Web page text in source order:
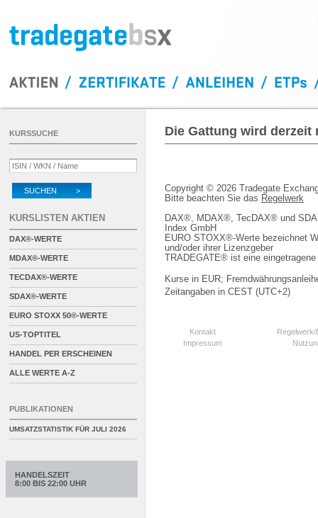
Die Gattung wird derzeit
Copyright © 2026 Tradegate
Bitte beachten Sie das Regelwerk
DAX®, MDAX®, TecDAX® und
Index GmbH
EURO STOXX®-Werte bezeichnet
und/oder ihrer Lizenzgeber
TRADEGATE® ist eine
Kurse in EUR;
Zeitangaben in CEST (UTC+2)
Kontakt
Impressum
KURSSUCHE
SUCHEN >
KURSLISTEN AKTIEN
DAX®-WERTE
MDAX®-WERTE
TECDAX®-WERTE
SDAX®-WERTE
EURO STOXX 50®-WERTE
US-TOPTITEL
HANDEL PER ERSCHEINEN
ALLE WERTE A-Z
PUBLIKATIONEN
UMSATZSTATISTIK FÜR JULI 2026
HANDELSZEIT
8:00 BIS 22:00 UHR